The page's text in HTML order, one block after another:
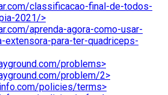
classificacao-final-de-todos-
2021/>
aprenda-agora-como-usar-
extensora-para-ter-quadriceps-
problems>
problem/2>
policies/terms>